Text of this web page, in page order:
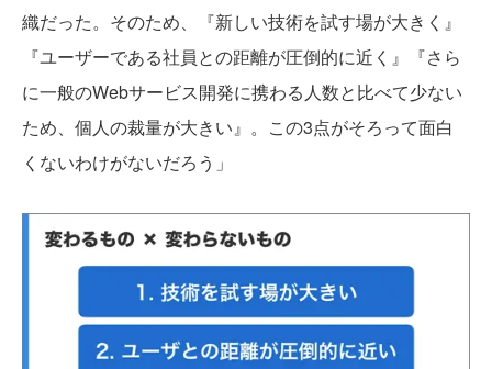
織だった。そのため、『新しい技術を試す場が大きく』
『ユーザーである社員との距離が圧倒的に近く』『さら
に一般のWebサービス開発に携わる人数と比べて少ない
ため、個人の裁量が大きい』。この3点がそろって面白
くないわけがないだろう」